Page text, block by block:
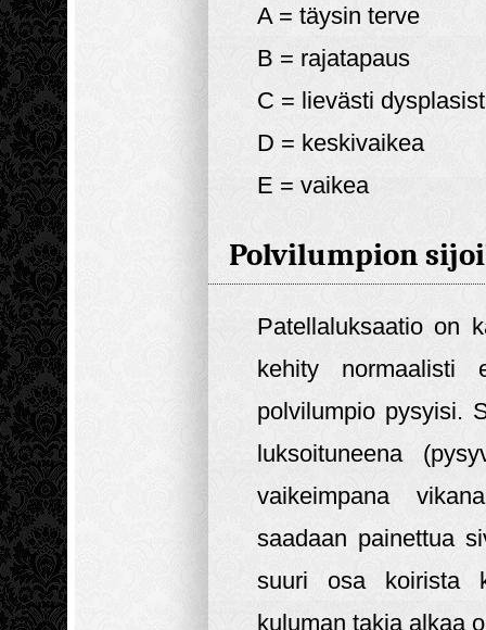
A = täysin terve
B = rajatapaus
C = lievästi
D = keskivaikea
E = vaikea
Polvilumpion
Patellaluksaatio on
kehity normaalisti
polvilumpio pysyisi.
luksoituneena
vaikeimpana
saadaan painettua
suuri osa koirista
kuluman takia alkaa